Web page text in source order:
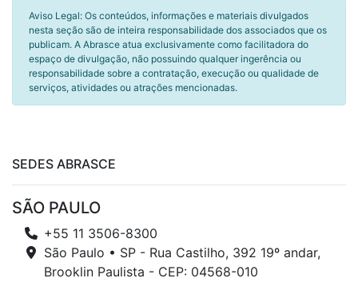
Aviso Legal: Os conteúdos, informações e materiais divulgados
nesta seção são de inteira responsabilidade dos associados que os
publicam. A Abrasce atua exclusivamente como facilitadora do
espaço de divulgação, não possuindo qualquer ingerência ou
responsabilidade sobre a contratação, execução ou qualidade de
serviços, atividades ou atrações mencionadas.
SEDES ABRASCE
SÃO PAULO
+55 11 3506-8300
São Paulo • SP - Rua Castilho, 392 19º andar,
Brooklin Paulista - CEP: 04568-010